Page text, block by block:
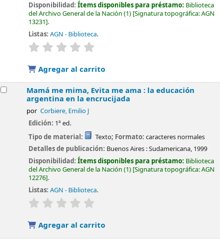
Disponibilidad:Ítems disponibles para préstamo: Biblioteca
del Archivo General de la Nación (1) Signatura topográfica:AGN
13231 .
Listas: AGN - Biblioteca.
valoración
Agregar al carrito
Mamá me mima, Evita me ama : la educación
argentina en la encrucijada
por Corbiere, Emilio J
Edición: 1ª ed.
Tipo de material:
Texto; Formato: caracteres normales
Detalles de publicación: Buenos Aires :Sudamericana, 1999
Disponibilidad:Ítems disponibles para préstamo: Biblioteca
del Archivo General de la Nación (1) Signatura topográfica:AGN
12276 .
Listas: AGN - Biblioteca.
valoración
Agregar al carrito